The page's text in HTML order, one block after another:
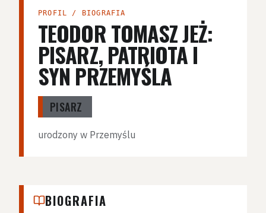
PROFIL / BIOGRAFIA
TEODOR TOMASZ JEŻ:
PISARZ, PATRIOTA I
SYN PRZEMYŚLA
PISARZ
urodzony w Przemyślu
BIOGRAFIA